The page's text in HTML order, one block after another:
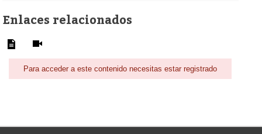
Enlaces relacionados
Para acceder a este contenido necesitas estar registrado